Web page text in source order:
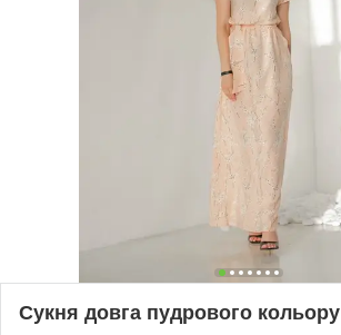
Сукня довга пудрового кольору